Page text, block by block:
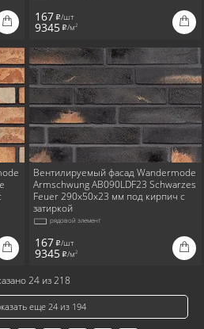
167 i/шт
9345 i/м2
Вентилируемый фасад Wandermode
Armschwung AB090LDF23 Schwarzes
Feuer 290x50x23 мм под кирпич с
затиркой
рядовой элемент
167 i/шт
9345 i/м2
24 из 218
еще 24 из 194